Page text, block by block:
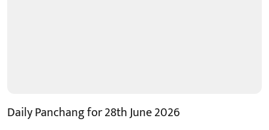
Daily Panchang for 28th June 2026